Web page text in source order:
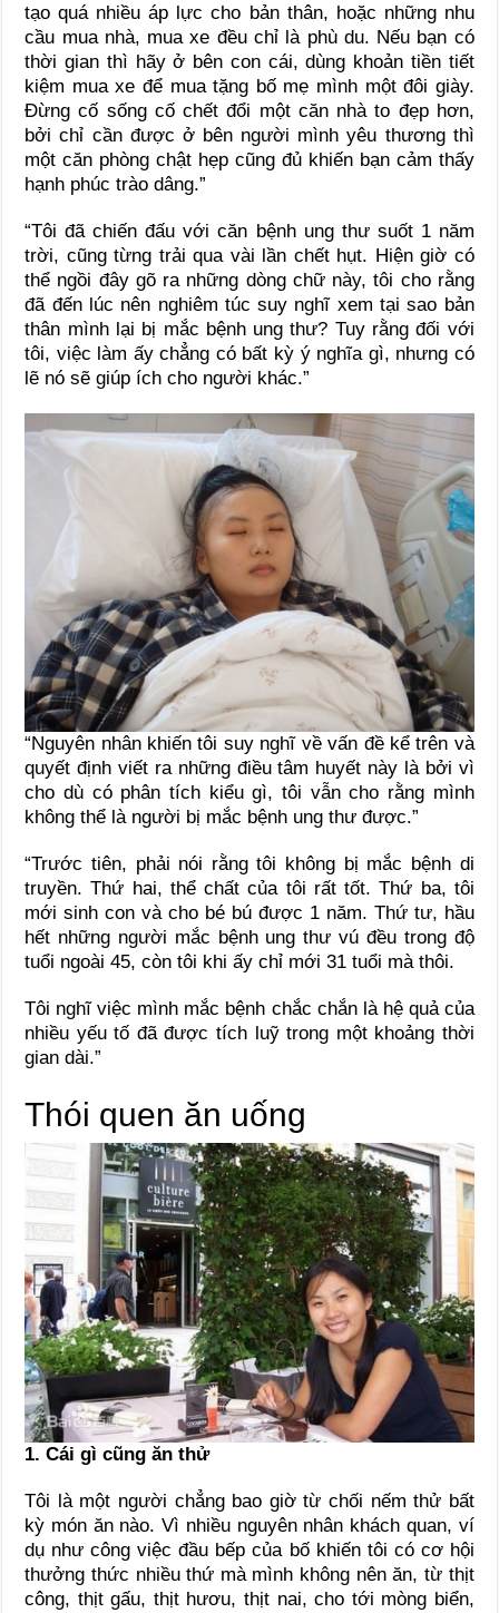
tạo quá nhiều áp lực cho bản thân, hoặc những nhu
cầu mua nhà, mua xe đều chỉ là phù du. Nếu bạn có
thời gian thì hãy ở bên con cái, dùng khoản tiền tiết
kiệm mua xe để mua tặng bố mẹ mình một đôi giày.
Đừng cố sống cố chết đổi một căn nhà to đẹp hơn,
bởi chỉ cần được ở bên người mình yêu thương thì
một căn phòng chật hẹp cũng đủ khiến bạn cảm thấy
hạnh phúc trào dâng.”
“Tôi đã chiến đấu với căn bệnh ung thư suốt 1 năm
trời, cũng từng trải qua vài lần chết hụt. Hiện giờ có
thể ngồi đây gõ ra những dòng chữ này, tôi cho rằng
đã đến lúc nên nghiêm túc suy nghĩ xem tại sao bản
thân mình lại bị mắc bệnh ung thư? Tuy rằng đối với
tôi, việc làm ấy chẳng có bất kỳ ý nghĩa gì, nhưng có
lẽ nó sẽ giúp ích cho người khác.”
“Nguyên nhân khiến tôi suy nghĩ về vấn đề kể trên và
quyết định viết ra những điều tâm huyết này là bởi vì
cho dù có phân tích kiểu gì, tôi vẫn cho rằng mình
không thể là người bị mắc bệnh ung thư được.”
“Trước tiên, phải nói rằng tôi không bị mắc bệnh di
truyền. Thứ hai, thể chất của tôi rất tốt. Thứ ba, tôi
mới sinh con và cho bé bú được 1 năm. Thứ tư, hầu
hết những người mắc bệnh ung thư vú đều trong độ
tuổi ngoài 45, còn tôi khi ấy chỉ mới 31 tuổi mà thôi.
Tôi nghĩ việc mình mắc bệnh chắc chắn là hệ quả của
nhiều yếu tố đã được tích luỹ trong một khoảng thời
gian dài.”
Thói quen ăn uống
1. Cái gì cũng ăn thử
Tôi là một người chẳng bao giờ từ chối nếm thử bất
kỳ món ăn nào. Vì nhiều nguyên nhân khách quan, ví
dụ như công việc đầu bếp của bố khiến tôi có cơ hội
thưởng thức nhiều thứ mà mình không nên ăn, từ thịt
công, thịt gấu, thịt hươu, thịt nai, cho tới mòng biển,